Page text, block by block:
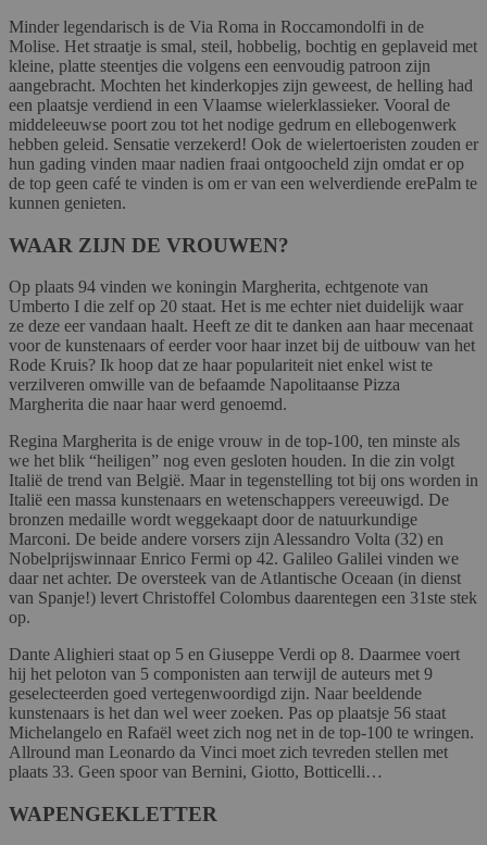
Minder legendarisch is de Via Roma in Roccamondolfi in de
Molise. Het straatje is smal, steil, hobbelig, bochtig en geplaveid met
kleine, platte steentjes die volgens een eenvoudig patroon zijn
aangebracht. Mochten het kinderkopjes zijn geweest, de helling had
een plaatsje verdiend in een Vlaamse wielerklassieker. Vooral de
middeleeuwse poort zou tot het nodige gedrum en ellebogenwerk
hebben geleid. Sensatie verzekerd! Ook de wielertoeristen zouden er
hun gading vinden maar nadien fraai ontgoocheld zijn omdat er op
de top geen café te vinden is om er van een welverdiende erePalm te
kunnen genieten.
WAAR ZIJN DE VROUWEN?
Op plaats 94 vinden we koningin Margherita, echtgenote van
Umberto I die zelf op 20 staat. Het is me echter niet duidelijk waar
ze deze eer vandaan haalt. Heeft ze dit te danken aan haar mecenaat
voor de kunstenaars of eerder voor haar inzet bij de uitbouw van het
Rode Kruis? Ik hoop dat ze haar populariteit niet enkel wist te
verzilveren omwille van de befaamde Napolitaanse Pizza
Margherita die naar haar werd genoemd.
Regina Margherita is de enige vrouw in de top-100, ten minste als
we het blik “heiligen” nog even gesloten houden. In die zin volgt
Italië de trend van België. Maar in tegenstelling tot bij ons worden in
Italië een massa kunstenaars en wetenschappers vereeuwigd. De
bronzen medaille wordt weggekaapt door de natuurkundige
Marconi. De beide andere vorsers zijn Alessandro Volta (32) en
Nobelprijswinnaar Enrico Fermi op 42. Galileo Galilei vinden we
daar net achter. De oversteek van de Atlantische Oceaan (in dienst
van Spanje!) levert Christoffel Colombus daarentegen een 31ste stek
op.
Dante Alighieri staat op 5 en Giuseppe Verdi op 8. Daarmee voert
hij het peloton van 5 componisten aan terwijl de auteurs met 9
geselecteerden goed vertegenwoordigd zijn. Naar beeldende
kunstenaars is het dan wel weer zoeken. Pas op plaatsje 56 staat
Michelangelo en Rafaël weet zich nog net in de top-100 te wringen.
Allround man Leonardo da Vinci moet zich tevreden stellen met
plaats 33. Geen spoor van Bernini, Giotto, Botticelli…
WAPENGEKLETTER